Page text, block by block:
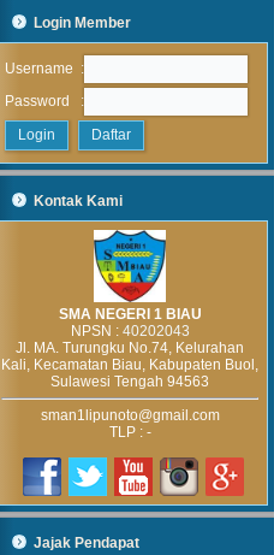
Login Member
Username :
Password
:
Kontak Kami
SMA NEGERI 1 BIAU
NPSN : 40202043
Jl. MA. Turungku No.74, Kelurahan
Kali, Kecamatan Biau, Kabupaten Buol,
Sulawesi Tengah 94563
sman1lipunoto@gmail.com
TLP : -
Jajak Pendapat